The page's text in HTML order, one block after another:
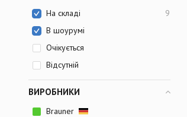
На складі 9
В шоурумі
Очікується
Відсутній
ВИРОБНИКИ
Brauner